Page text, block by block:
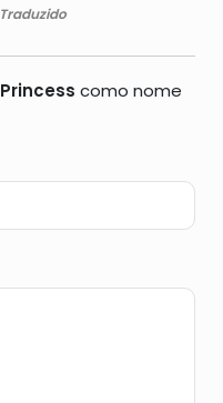
Traduzido
Princess como nome